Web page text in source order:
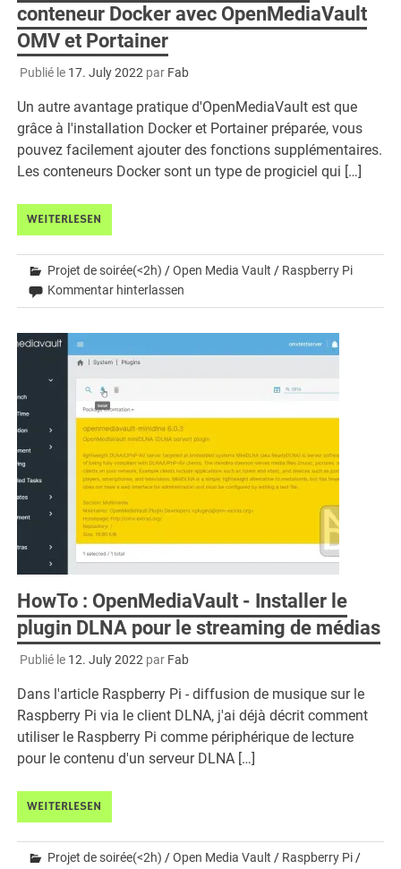
conteneur Docker avec OpenMediaVault
OMV et Portainer
Publié le 17. July 2022 par Fab
Un autre avantage pratique d'OpenMediaVault est que
grâce à l'installation Docker et Portainer préparée, vous
pouvez facilement ajouter des fonctions supplémentaires.
Les conteneurs Docker sont un type de progiciel qui […]
WEITERLESEN
Projet de soirée(<2h) /Open Media Vault / Raspberry Pi
Kommentar hinterlassen
HowTo : OpenMediaVault - Installer le
plugin DLNA pour le streaming de médias
Publié le 12. July 2022 par Fab
Dans l'article Raspberry Pi - diffusion de musique sur le
Raspberry Pi via le client DLNA, j'ai déjà décrit comment
utiliser le Raspberry Pi comme périphérique de lecture
pour le contenu d'un serveur DLNA […]
WEITERLESEN
Projet de soirée(<2h) /Open Media Vault / Raspberry Pi /